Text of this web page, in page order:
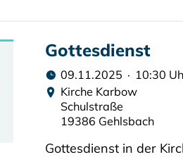
Gottesdienst
09.11.2025 · 10:30
Kirche Karbow
Schulstraße
19386 Gehlsbach
Gottesdienst in der